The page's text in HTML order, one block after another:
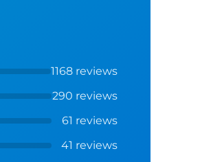
1168 reviews
290 reviews
61 reviews
41 reviews